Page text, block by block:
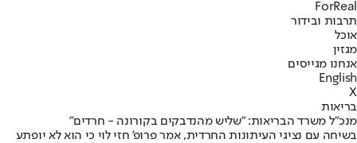
ForReal
תרבות ובידור
אוכל
מגזין
אנחנו מגייסים
English
X
בריאות
מנכ"ל משרד הבריאות: "שליש מהנדבקים בקורונה - חרדים"
בשיחה עם נציגי העיתונות החרדית, אמר פרופ' חזי לוי כי הוא לא יופתע